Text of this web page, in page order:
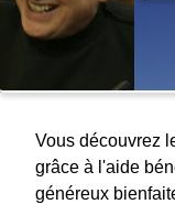
Vous découvrez
grâce à l'aide
généreux